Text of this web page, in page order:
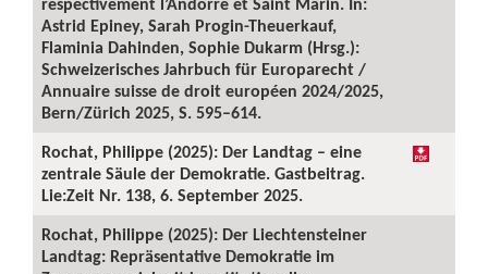
Astrid Epiney, Sarah Progin-Theuerkauf,
Flaminia Dahinden, Sophie Dukarm (Hrsg.):
Schweizerisches Jahrbuch für Europarecht /
Annuaire suisse de droit européen 2024/2025,
Bern/Zürich 2025, S. 595–614.
Rochat, Philippe (2025): Der Landtag – eine
zentrale Säule der Demokratie. Gastbeitrag.
Lie:Zeit Nr. 138, 6. September 2025.
Rochat, Philippe (2025): Der Liechtensteiner
Landtag: Repräsentative Demokratie im